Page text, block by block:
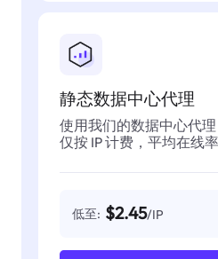
静态数据中心代理
使用我们的数据中心代
仅按 IP 计费，平均在线率
低至: $2.45/IP